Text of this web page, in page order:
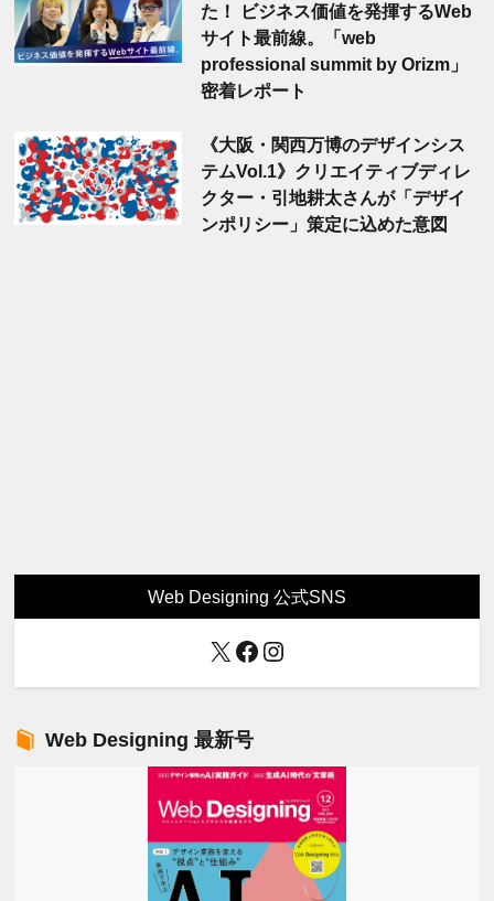
た！ ビジネス価値を発揮するWeb
サイト最前線。「web
professional summit by Orizm」
密着レポート
《大阪・関西万博のデザインシス
テムVol.1》クリエイティブディレ
クター・引地耕太さんが「デザイ
ンポリシー」策定に込めた意図
Web Designing 公式SNS
X Facebook
Instagram
Web Designing 最新号